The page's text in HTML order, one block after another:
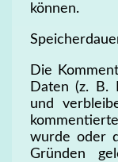
können.
Die
Daten (z. B.
und
wurde oder
Gründen